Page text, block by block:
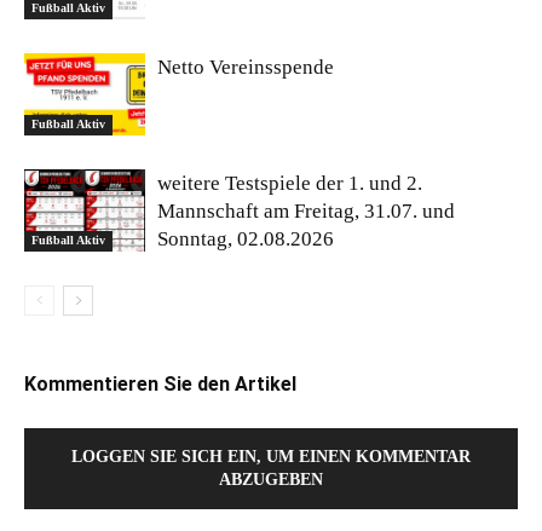
Fußball Aktiv
Fußball Aktiv
Netto Vereinsspende
Fußball Aktiv
weitere Testspiele der 1. und 2.
Mannschaft am Freitag, 31.07. und
Sonntag, 02.08.2026
Kommentieren Sie den Artikel
LOGGEN SIE SICH EIN, UM EINEN KOMMENTAR
ABZUGEBEN